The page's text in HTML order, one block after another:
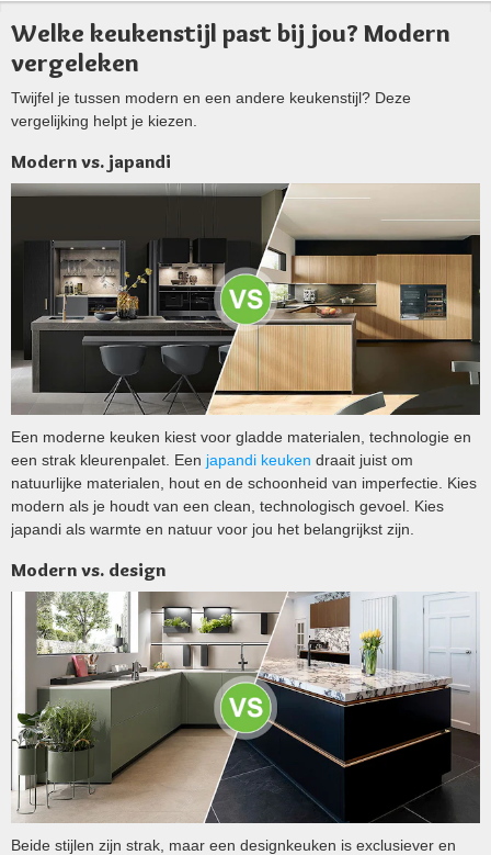
Welke keukenstijl past bij jou? Modern
vergeleken
Twijfel je tussen modern en een andere keukenstijl? Deze
vergelijking helpt je kiezen.
Modern vs. japandi
Een moderne keuken kiest voor gladde materialen, technologie en
een strak kleurenpalet. Een japandi keuken draait juist om
natuurlijke materialen, hout en de schoonheid van imperfectie. Kies
modern als je houdt van een clean, technologisch gevoel. Kies
japandi als warmte en natuur voor jou het belangrijkst zijn.
Modern vs. design
Beide stijlen zijn strak, maar een designkeuken is exclusiever en